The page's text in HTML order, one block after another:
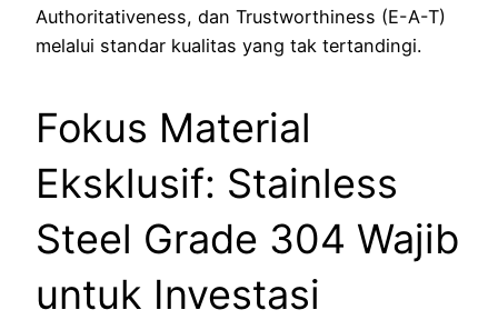
Authoritativeness, dan Trustworthiness (E-A-T)
melalui standar kualitas yang tak tertandingi.
Fokus Material
Eksklusif: Stainless
Steel Grade 304 Wajib
untuk Investasi